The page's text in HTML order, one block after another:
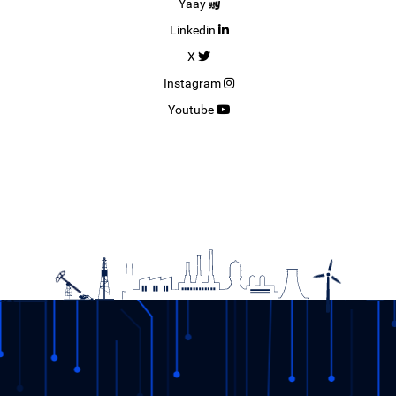
Yaay
Linkedin
X
Instagram
Youtube